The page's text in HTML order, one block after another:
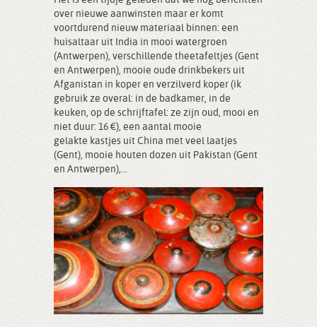
over nieuwe aanwinsten maar er komt
voortdurend nieuw materiaal binnen: een
huisaltaar uit India in mooi watergroen
(Antwerpen), verschillende theetafeltjes (Gent
en Antwerpen), mooie oude drinkbekers uit
Afganistan in koper en verzilverd koper (ik
gebruik ze overal: in de badkamer, in de
keuken, op de schrijftafel: ze zijn oud, mooi en
niet duur: 16 €), een aantal mooie
gelakte kastjes uit China met veel laatjes
(Gent), mooie houten dozen uit Pakistan (Gent
en Antwerpen),...